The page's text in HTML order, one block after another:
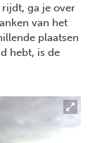
ga je over
van het
plaatsen
hebt, is de